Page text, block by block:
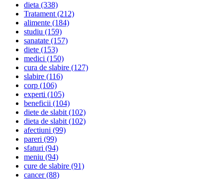
dieta (338)
Tratament(212)
alimente (184)
studiu (159)
sanatate (157)
diete (153)
medici (150)
cura de slabire (127)
slabire (116)
corp (106)
experti (105)
beneficii (104)
diete de slabit(102)
dieta de slabit(102)
afectiuni (99)
pareri (99)
sfaturi (94)
meniu (94)
cure de slabire (91)
cancer(88)